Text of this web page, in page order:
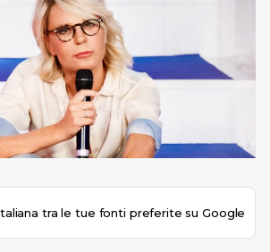
tra le tue fonti preferite su Google